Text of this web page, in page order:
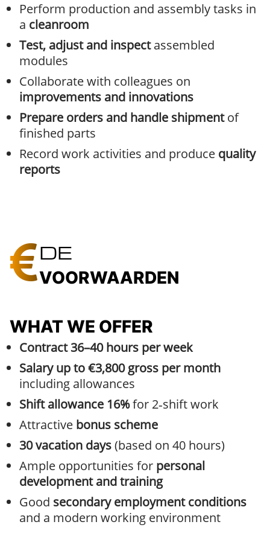
Perform production and assembly tasks in
a cleanroom
Test, adjust and inspectassembled
modules
Collaborate with colleagues on
improvements and innovations
Prepare orders and handle shipmentof
finished parts
Record work activities and produce quality
reports
DE
VOORWAARDEN
WHAT WE OFFER
Contract 36–40 hours per week
Salary up to €3,800 gross per month
including allowances
Shift allowance 16%for 2‑shift work
Attractive bonus scheme
30 vacation days(based on 40 hours)
Ample opportunities for personal
development and training
Good secondary employment conditions
and a modern working environment